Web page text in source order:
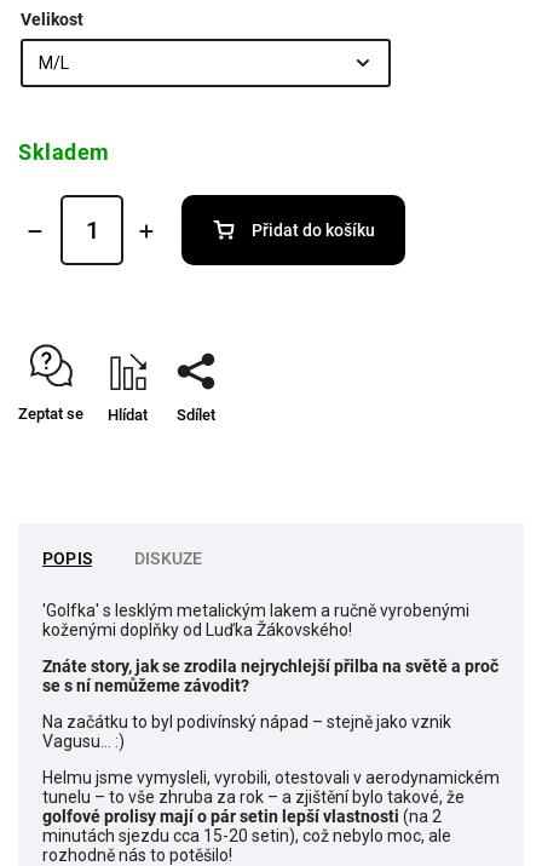
Velikost
Skladem
Přidat do košíku
Zeptat se Hlídat Sdílet
POPIS DISKUZE
'Golfka' s lesklým metalickým lakem a ručně vyrobenými
koženými doplňky od Luďka Žákovského!
Znáte story, jak se zrodila nejrychlejší přilba na světě a proč
se s ní nemůžeme závodit?
Na začátku to byl podivínský nápad – stejně jako vznik
Vagusu... :)
Helmu jsme vymysleli, vyrobili, otestovali v aerodynamickém
tunelu – to vše zhruba za rok – a zjištění bylo takové, že
golfové prolisy mají o pár setin lepší vlastnosti (na 2
minutách sjezdu cca 15-20 setin), což nebylo moc, ale
rozhodně nás to potěšilo!